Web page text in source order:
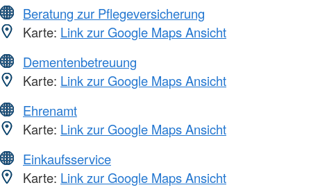
Beratung zur Pflegeversicherung
Karte: Link zur Google Maps Ansicht
Dementenbetreuung
Karte: Link zur Google Maps Ansicht
Ehrenamt
Karte: Link zur Google Maps Ansicht
Einkaufsservice
Karte: Link zur Google Maps Ansicht